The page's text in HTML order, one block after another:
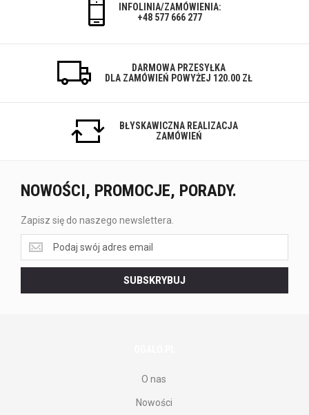
INFOLINIA/ZAMÓWIENIA:
+48 577 666 277
DARMOWA PRZESYŁKA
DLA ZAMÓWIEŃ POWYŻEJ 120.00 ZŁ
BŁYSKAWICZNA REALIZACJA
ZAMÓWIEŃ
NOWOŚCI, PROMOCJE, PORADY.
Zapisz się do naszego newslettera.
Zapisz
się
do
newslettera.
SUBSKRYBUJ
O nas
Nowości